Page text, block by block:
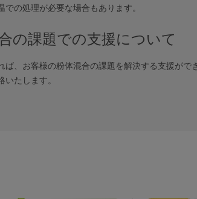
の処理が必要な場合もあります。
の課題での支援について
ば、お客様の粉体混合の課題を解決する支援が
たします。